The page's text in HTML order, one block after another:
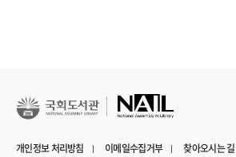
개인정보 처리방침 이메일수집거부 찾아오시는 길